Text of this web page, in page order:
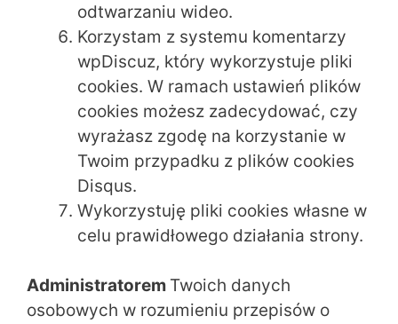
odtwarzaniu wideo.
Korzystam z systemu komentarzy
wpDiscuz, który wykorzystuje pliki
cookies. W ramach ustawień plików
cookies możesz zadecydować, czy
wyrażasz zgodę na korzystanie w
Twoim przypadku z plików cookies
Disqus.
Wykorzystuję pliki cookies własne w
celu prawidłowego działania strony.
Administratorem Twoich danych
osobowych w rozumieniu przepisów o